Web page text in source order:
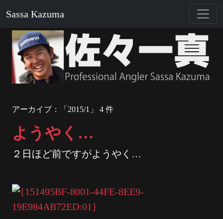
Sassa Kazuma
アーカイブ：「2015/1」 4 件
ようやく…
２日ほど前ですがようやく…